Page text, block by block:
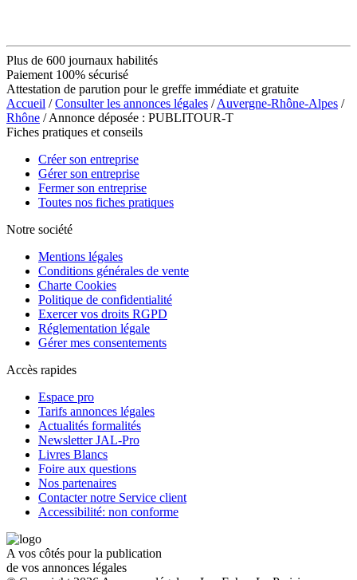
Plus de 600 journaux habilités
Paiement 100% sécurisé
Attestation de parution pour le greffe immédiate et gratuite
Accueil /Consulter les annonces légales /Auvergne-Rhône-Alpes /
Rhône / Annonce déposée : PUBLITOUR-T
Fiches pratiques et conseils
Créer son entreprise
Gérer son entreprise
Fermer son entreprise
Toutes nos fiches pratiques
Notre société
Mentions légales
Conditions générales de vente
Charte Cookies
Politique de confidentialité
Exercer vos droits RGPD
Réglementation légale
Gérer mes consentements
Accès rapides
Espace pro
Tarifs annonces légales
Actualités formalités
Newsletter JAL-Pro
Livres Blancs
Foire aux questions
Nos partenaires
Contacter notre Service client
Accessibilité: non conforme
A vos côtés pour la publication
de vos annonces légales